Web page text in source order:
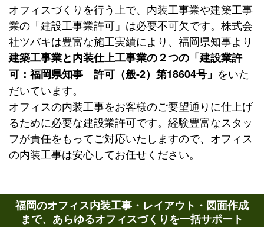
オフィスづくりを行う上で、内装工事業や建築工事
業の「建設工事業許可」は必要不可欠です。株式会
社ツバキは豊富な施工実績により、福岡県知事より
建築工事業と内装仕上工事業の２つの「建設業許
可：福岡県知事 許可（般-2）第18604号」 をいた
だいています。
オフィスの内装工事をお客様のご要望通りに仕上げ
るために必要な建設業許可です。経験豊富なスタッ
フが責任をもってご対応いたしますので、オフィス
の内装工事は安心してお任せください。
福岡のオフィス内装工事・レイアウト・図面作成
まで、あらゆるオフィスづくりを一括サポート